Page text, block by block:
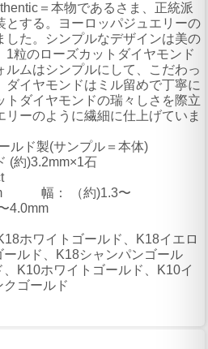
＝本物であるさま、正統派
とする。ヨーロッパジュエリーの
した。シンプルなデザインは美の
粒のローズカットダイヤモンド
ルムはシンプルにして、こだわっ
ダイヤモンドはミル留めで丁寧に
トダイヤモンドの瑞々しさを際立
ーのように繊細に仕上げていま
ルド製(サンプル＝本体)
(約)3.2mm×1石
幅： （約)1.3〜
ホワイトゴールド、K18イエロ
ルド、K18シャンパンゴール
、K10ホワイトゴールド、K10イ
ゴールド